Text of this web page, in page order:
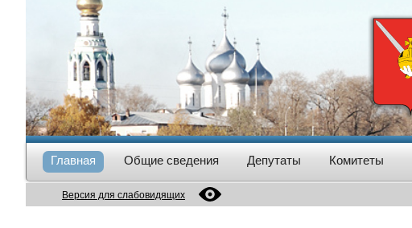
Главная Общие сведения Депутаты Комитеты
Версия для слабовидящих